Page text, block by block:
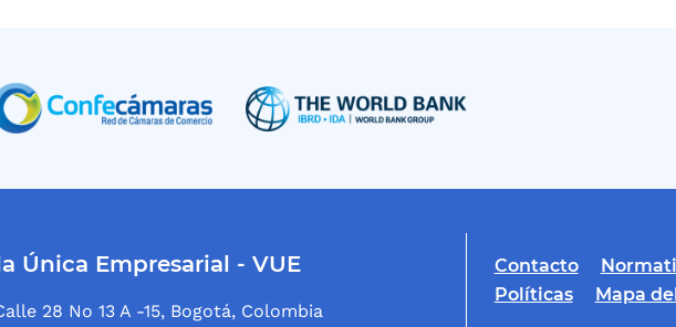
Única Empresarial - VUE
28 No 13 A -15, Bogotá, Colombia
Contacto
Políticas
Mapa